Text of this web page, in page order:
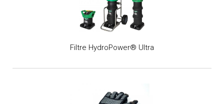
Filtre HydroPower® Ultra